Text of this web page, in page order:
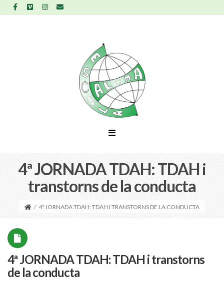
4ª JORNADA TDAH: TDAH i
transtorns de la conducta
/ 4ª JORNADA TDAH: TDAH I TRANSTORNS DE LA CONDUCTA
4ª JORNADA TDAH: TDAH i transtorns
de la conducta